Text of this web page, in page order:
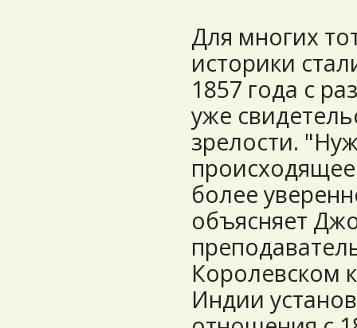
Для многих
историки
1857 года с
уже
зрелости.
более
объясняет
Королевском
Индии